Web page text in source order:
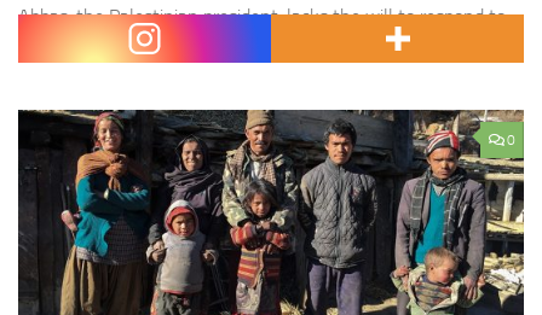
Abbas, the Palestinian president, lacks the will to respond to
American and Israeli efforts to…
0